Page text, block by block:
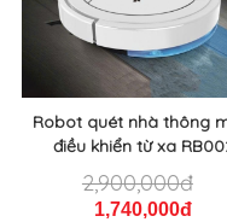
Robot quét nhà thông
điều khiển từ xa
2,900,000đ
1,740,000đ